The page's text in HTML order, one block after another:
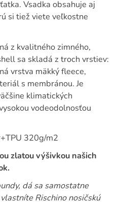
Vsadka obsahuje aj
si tiež viete veľkostne
z kvalitného zimného,
sa skladá z troch vrstiev:
vrstva mäkký fleece,
s membránou. Je
klimatických
vodeodolnosťou
320g/m2
zlatou výšivkou našich
dá sa samostatne
Rischino nosičskú